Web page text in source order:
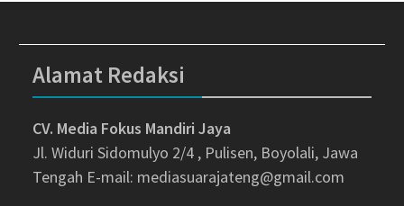
Alamat Redaksi
CV. Media Fokus Mandiri Jaya
Jl. Widuri Sidomulyo 2/4 , Pulisen, Boyolali, Jawa
Tengah E-mail: mediasuarajateng@gmail.com